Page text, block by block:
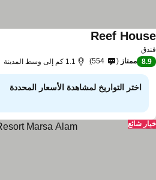
Reef
8.9 ممتاز 554 1.1 كم إلى وسط المدينة
اختر التواريخ لمشاهدة الأسعار المحددة
شائع